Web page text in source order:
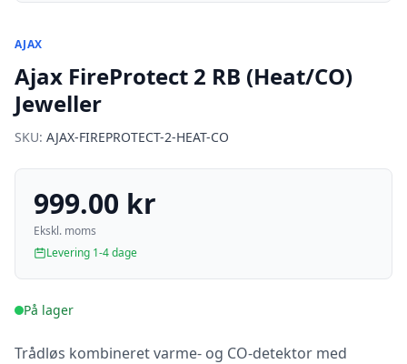
AJAX
Ajax FireProtect 2 RB (Heat/CO)
Jeweller
SKU: AJAX-FIREPROTECT-2-HEAT-CO
999.00 kr
Ekskl. moms
Levering 1-4 dage
På lager
Trådløs kombineret varme- og CO-detektor med